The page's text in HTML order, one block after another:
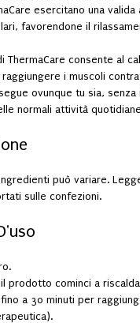
esercitano una
favorendone il
ThermaCare consente al
i muscoli
ovunque tu sia,
normali attività
può variare.
sulle confezioni.
prodotto cominci a
a 30 minuti per